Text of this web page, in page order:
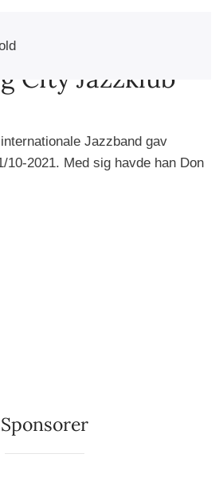
Jazzband gav
10-2021. Med sig havde han Don
Sponsorer